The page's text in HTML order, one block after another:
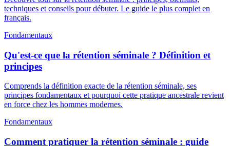
techniques et conseils pour débuter. Le guide le plus complet en
français.
Fondamentaux
Qu'est-ce que la rétention séminale ? Définition et
principes
Comprends la définition exacte de la rétention séminale, ses
principes fondamentaux et pourquoi cette pratique ancestrale revient
en force chez les hommes modernes.
Fondamentaux
Comment pratiquer la rétention séminale : guide